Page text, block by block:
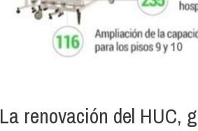
La renovación del HUC,